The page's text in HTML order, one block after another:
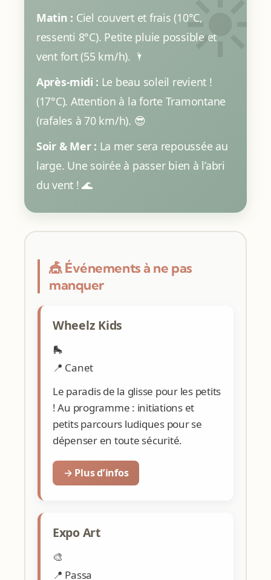
Matin : Ciel couvert et frais (10°C,
ressenti 8°C). Petite pluie possible et
vent fort (55 km/h). 🌂
Après-midi : Le beau soleil revient !
(17°C). Attention à la forte Tramontane
(rafales à 70 km/h). 😎
Soir & Mer : La mer sera repoussée au
large. Une soirée à passer bien à l’abri
du vent ! 🌊
🎪 Événements à ne pas
manquer
Wheelz Kids
🛼
📍 Canet
Le paradis de la glisse pour les petits
! Au programme : initiations et
petits parcours ludiques pour se
dépenser en toute sécurité.
→ Plus d’infos
Expo Art
🎨
📍 Passa